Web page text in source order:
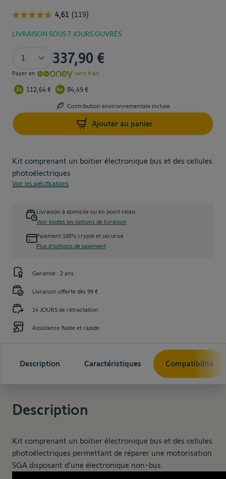
LIVRAISON SOUS 7 JOURS OUVRÉS
The price depends on the chosen options
337,90 €
Payer en sans frais
112,64 € 84,49 €
Contribution environnementale incluse
Ajouter au panier
Kit comprenant un boitier électronique bus et des cellules
photoélectriques
Voir les spécifications
Livraison à domicile ou en point relais
Voir toutes les options de livraison
Paiement 100% crypté et sécurisé
Plus d'options de paiement
Garantie : 2 ans
Livraison offerte dès 99 €
14 JOURS de rétractation
Assistance fiable et rapide
Description Caractéristiques Compatibilité
Description
Kit comprenant un boitier électronique bus et des cellules
photoélectriques permettant de réparer une motorisation
SGA disposant d'une électronique non-bus.